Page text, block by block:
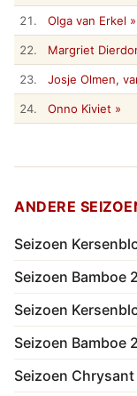
21. Olga van Erkel »
22. Margriet
23. Josje Olmen,
24. Onno Kiviet »
ANDERE
Seizoen
Seizoen Bamboe
Seizoen
Seizoen Bamboe
Seizoen